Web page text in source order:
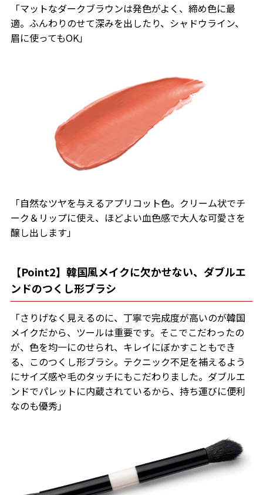
「マットなダークブラウンは発色がよく、締め色に最
適。ふんわりのせて深みを出したり、シャドウライン、
眉に使ってもOK」
「自然なツヤを与えるアプリコット色。クリーム状でチ
ーク＆リップに使え、ほどよい血色感で大人な可愛さを
醸し出します」
【Point2】韓国風メイクに欠かせない、ダブルエ
ンドのつくし形ブラシ
「さりげなく見えるのに、丁寧で完成度が高いのが韓国
メイクだから、ツールは重要です。そこでこだわったの
が、色を均一にのせられ、キレイにぼかすこともでき
る、このつくし形ブラシ。テクニック不足を補えるよう
にサイズ感や毛のタッチにもこだわりました。ダブルエ
ンドでパレットに内蔵されているから、持ち運びに便利
なのも優秀」